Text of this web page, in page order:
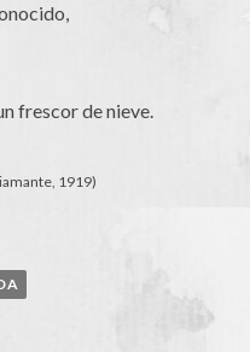
frescor de nieve.
1919)